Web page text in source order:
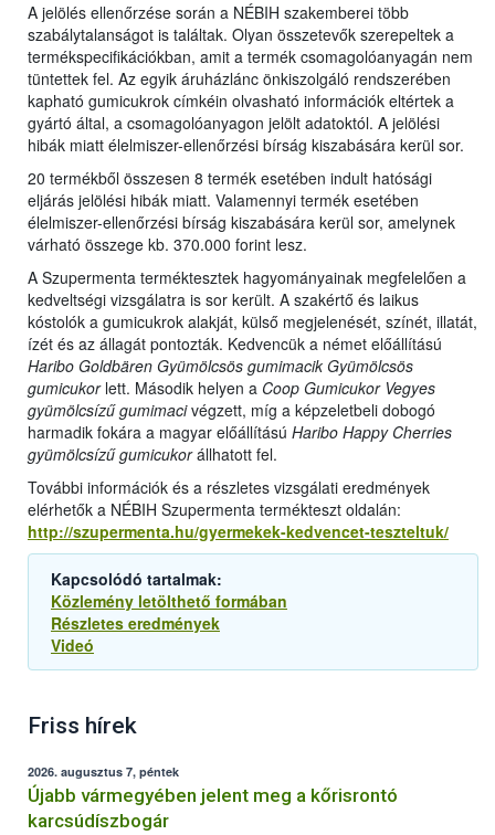
A jelölés ellenőrzése során a NÉBIH szakemberei több
szabálytalanságot is találtak. Olyan összetevők szerepeltek a
termékspecifikációkban, amit a termék csomagolóanyagán nem
tüntettek fel. Az egyik áruházlánc önkiszolgáló rendszerében
kapható gumicukrok címkéin olvasható információk eltértek a
gyártó által, a csomagolóanyagon jelölt adatoktól. A jelölési
hibák miatt élelmiszer-ellenőrzési bírság kiszabására kerül sor.
20 termékből összesen 8 termék esetében indult hatósági
eljárás jelölési hibák miatt. Valamennyi termék esetében
élelmiszer-ellenőrzési bírság kiszabására kerül sor, amelynek
várható összege kb. 370.000 forint lesz.
A Szupermenta terméktesztek hagyományainak megfelelően a
kedveltségi vizsgálatra is sor került. A szakértő és laikus
kóstolók a gumicukrok alakját, külső megjelenését, színét, illatát,
ízét és az állagát pontozták. Kedvencük a német előállítású
Haribo Goldbären Gyümölcsös gumimacik Gyümölcsös
gumicukorlett. Második helyen a Coop Gumicukor Vegyes
gyümölcsízű gumimacivégzett, míg a képzeletbeli dobogó
harmadik fokára a magyar előállítású Haribo Happy Cherries
gyümölcsízű gumicukorállhatott fel.
További információk és a részletes vizsgálati eredmények
elérhetők a NÉBIH Szupermenta termékteszt oldalán:
http://szupermenta.hu/gyermekek-kedvencet-teszteltuk/
Kapcsolódó tartalmak:
Közlemény letölthető formában
Részletes eredmények
Videó
Friss hírek
2026. augusztus 7, péntek
Újabb vármegyében jelent meg a kőrisrontó
karcsúdíszbogár